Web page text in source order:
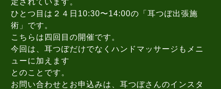
ひとつ目は２４日10:30〜14:00の「耳つぼ出張施
術」です。
こちらは四回目の開催です。
今回は、耳つぼだけでなくハンドマッサージもメニ
ューに加えます
とのことです。
お問い合わせとお申込みは、耳つぼさんのインスタ